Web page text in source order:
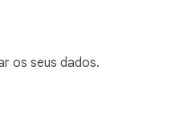
os seus dados.